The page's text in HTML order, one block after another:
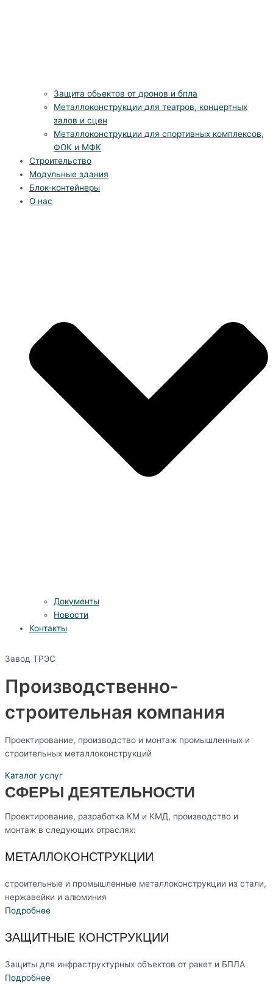
Защита обьектов от дронов и бпла
Металлоконструкции для театров, концертных
залов и сцен
Металлоконструкции для спортивных комплексов,
ФОК и МФК
Строительство
Модульные здания
Блок-контейнеры
О нас
Документы
Новости
Контакты
Завод ТРЭС
Производственно-
строительная компания
Проектирование, производство и монтаж промышленных и
строительных металлоконструкций
Каталог услуг
СФЕРЫ ДЕЯТЕЛЬНОСТИ
Проектирование, разработка КМ и КМД, производство и
монтаж в следующих отраслях:
МЕТАЛЛОКОНСТРУКЦИИ
строительные и промышленные металлоконструкции из стали,
нержавейки и алюминия
Подробнее
ЗАЩИТНЫЕ КОНСТРУКЦИИ
Защиты для инфраструктурных объектов от ракет и БПЛА
Подробнее